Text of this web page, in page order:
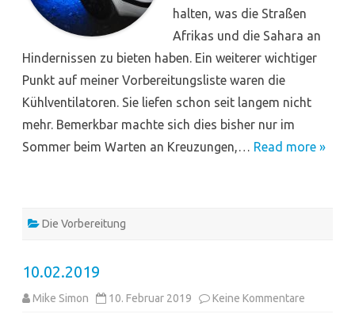
halten, was die Straßen
Afrikas und die Sahara an
Hindernissen zu bieten haben. Ein weiterer wichtiger
Punkt auf meiner Vorbereitungsliste waren die
Kühlventilatoren. Sie liefen schon seit langem nicht
mehr. Bemerkbar machte sich dies bisher nur im
Sommer beim Warten an Kreuzungen,… Read more »
Die Vorbereitung
10.02.2019
Mike Simon 10. Februar 2019 Keine Kommentare